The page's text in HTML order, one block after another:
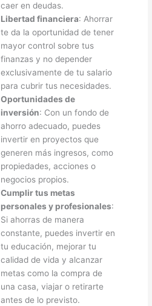
caer en deudas.
Libertad financiera: Ahorrar
te da la oportunidad de tener
mayor control sobre tus
finanzas y no depender
exclusivamente de tu salario
para cubrir tus necesidades.
Oportunidades de
inversión: Con un fondo de
ahorro adecuado, puedes
invertir en proyectos que
generen más ingresos, como
propiedades, acciones o
negocios propios.
Cumplir tus metas
personales y profesionales:
Si ahorras de manera
constante, puedes invertir en
tu educación, mejorar tu
calidad de vida y alcanzar
metas como la compra de
una casa, viajar o retirarte
antes de lo previsto.